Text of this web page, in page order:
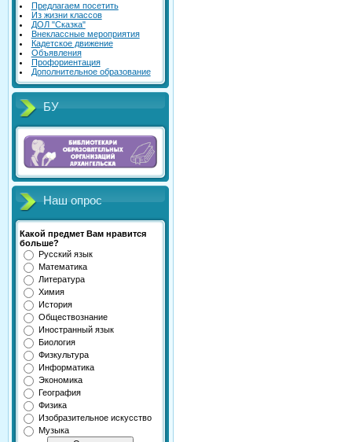
Предлагаем посетить
Из жизни классов
ДОЛ "Сказка"
Внеклассные мероприятия
Кадетское движение
Объявления
Профориентация
Дополнительное образование
БУ
Наш опрос
Какой предмет Вам нравится
больше?
Русский язык
Математика
Литература
Химия
История
Обществознание
Иностранный язык
Биология
Физкультура
Информатика
Экономика
География
Физика
Изобразительное искусство
Музыка